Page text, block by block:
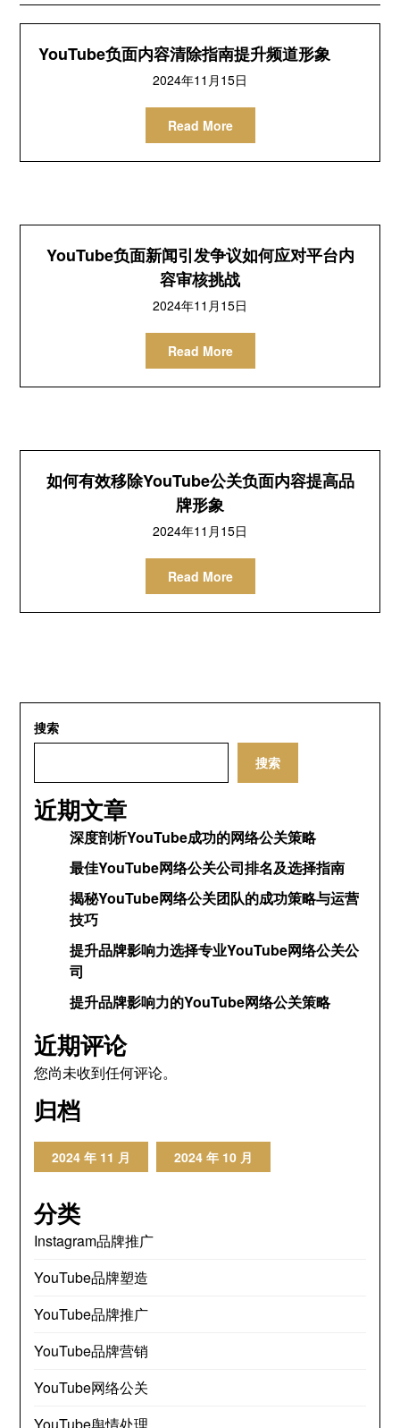
YouTube负面内容清除指南提升频道形象
2024年11月15日
Read More
YouTube负面新闻引发争议如何应对平台内
容审核挑战
2024年11月15日
Read More
如何有效移除YouTube公关负面内容提高品
牌形象
2024年11月15日
Read More
搜索
搜索
近期文章
深度剖析YouTube成功的网络公关策略
最佳YouTube网络公关公司排名及选择指南
揭秘YouTube网络公关团队的成功策略与运营
技巧
提升品牌影响力选择专业YouTube网络公关公
司
提升品牌影响力的YouTube网络公关策略
近期评论
您尚未收到任何评论。
归档
2024 年 11 月 2024 年 10 月
分类
Instagram品牌推广
YouTube品牌塑造
YouTube品牌推广
YouTube品牌营销
YouTube网络公关